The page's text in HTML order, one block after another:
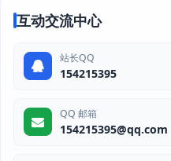
互动交流中心
站长QQ
154215395
QQ 邮箱
154215395@qq.com